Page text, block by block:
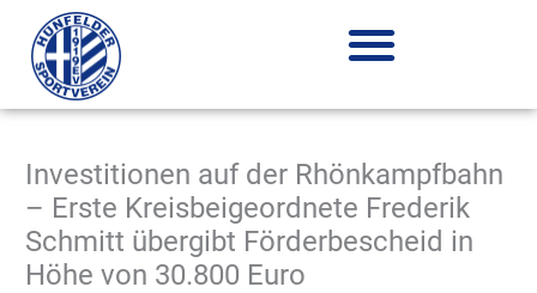
Inhalt
springen
Investitionen auf der Rhönkampfbahn
– Erste Kreisbeigeordnete Frederik
Schmitt übergibt Förderbescheid in
Höhe von 30.800 Euro